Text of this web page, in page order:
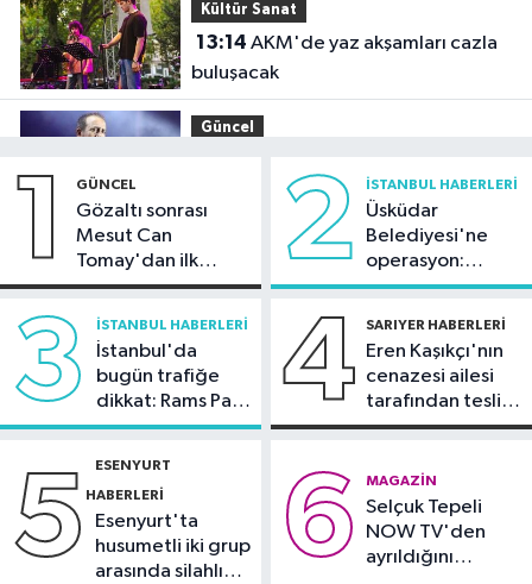
Kültür Sanat
13:14
buluşacak
Güncel
dünyasından yapılan bağışlar dikkat
çekti
İstanbul Haberleri
12:15
zincirleme kazaya karıştı
ailesine katıldı
1 GÜNCEL
Gözaltı sonrası
Mesut Can
Tomay'dan ilk
açıklama
2 İSTANBUL HABERLERI
Üsküdar
Belediyesi'ne
operasyon:
Sinem Dedetaş'a
3 İSTANBUL HABERLERI
İstanbul'da
bugün trafiğe
dikkat: Rams Park
çevresinde bazı
4 SARIYER HABERLERI
Eren Kaşıkçı'nın
cenazesi ailesi
tarafından teslim
alındı
5 ESENYURT
HABERLERI
Esenyurt'ta
husumetli iki grup
arasında silahlı
6 MAGAZIN
Selçuk Tepeli
NOW TV'den
ayrıldığını